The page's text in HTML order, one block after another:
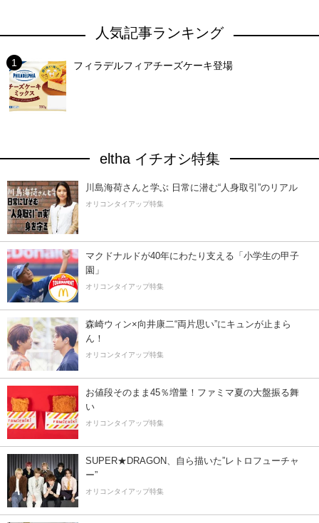
人気記事ランキング
フィラデルフィアチーズケーキ登場
eltha イチオシ特集
川島海荷さんと学ぶ 日常に潜む“人身取引”のリアル
オリコンタイアップ特集
マクドナルドが40年にわたり支える「小学生の甲子
園」
オリコンタイアップ特集
森崎ウィン×向井康二“両片思い”にキュンが止まら
ん！
オリコンタイアップ特集
お値段そのまま45％増量！ファミマ夏の大盤振る舞
い
オリコンタイアップ特集
SUPER★DRAGON、自ら描いた”レトロフューチャ
ー”
オリコンタイアップ特集